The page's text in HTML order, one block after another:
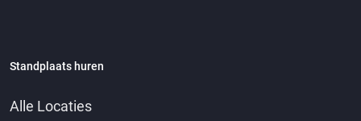
Standplaats huren
Alle Locaties